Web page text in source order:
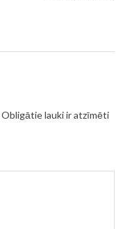
Obligātie lauki ir atzīmēti